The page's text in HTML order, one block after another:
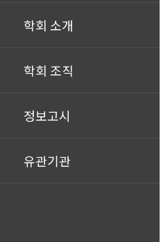
학회 소개
학회 조직
정보고시
유관기관